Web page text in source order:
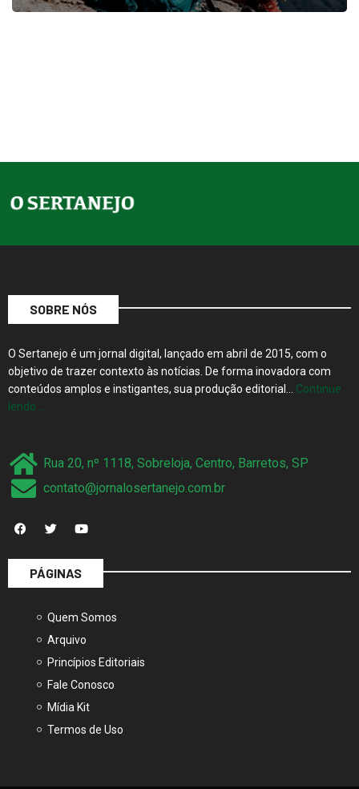
SOBRE NÓS
O Sertanejo é um jornal digital, lançado em abril de 2015, com o
objetivo de trazer contexto às notícias. De forma inovadora com
conteúdos amplos e instigantes, sua produção editorial… Continue
lendo…
Rua 20, nº 1118, Sobreloja, Centro, Barretos, SP
contato@jornalosertanejo.com.br
PÁGINAS
Quem Somos
Arquivo
Princípios Editoriais
Fale Conosco
Mídia Kit
Termos de Uso